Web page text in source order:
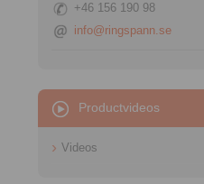
+46 156 190 98
info@ringspann.se
Productvideos
Videos